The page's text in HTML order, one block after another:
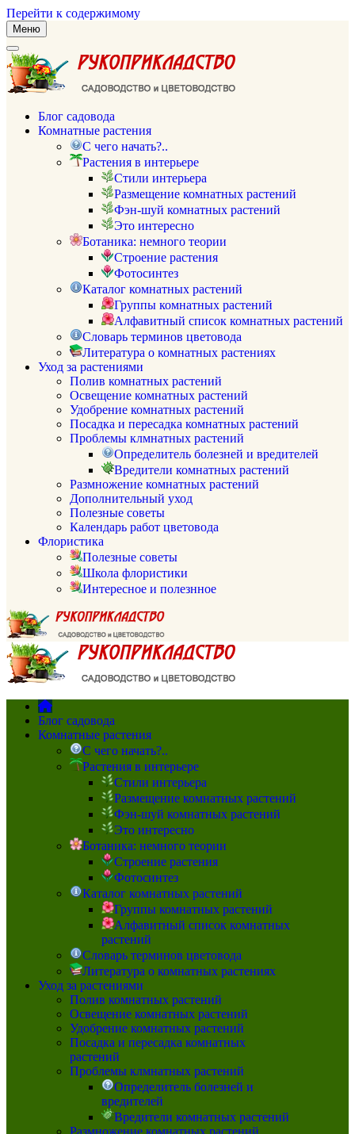
Перейти к содержимому
Меню
Блог садовода
Комнатные растения
С чего начать?..
Растения в интерьере
Стили интерьера
Размещение комнатных растений
Фэн-шуй комнатных растений
Это интересно
Ботаника: немного теории
Строение растения
Фотосинтез
Каталог комнатных растений
Группы комнатных растений
Алфавитный список комнатных растений
Словарь терминов цветовода
Литература о комнатных растениях
Уход за растениями
Полив комнатных растений
Освещение комнатных растений
Удобрение комнатных растений
Посадка и пересадка комнатных растений
Проблемы клмнатных растений
Определитель болезней и вредителей
Вредители комнатных растений
Размножение комнатных растений
Дополнительный уход
Полезные советы
Календарь работ цветовода
Флористика
Полезные советы
Школа флористики
Интересное и полезнное
Блог садовода
Комнатные растения
С чего начать?..
Растения в интерьере
Стили интерьера
Размещение комнатных растений
Фэн-шуй комнатных растений
Это интересно
Ботаника: немного теории
Строение растения
Фотосинтез
Каталог комнатных растений
Группы комнатных растений
Алфавитный список комнатных
растений
Словарь терминов цветовода
Литература о комнатных растениях
Уход за растениями
Полив комнатных растений
Освещение комнатных растений
Удобрение комнатных растений
Посадка и пересадка комнатных
растений
Проблемы клмнатных растений
Определитель болезней и
вредителей
Вредители комнатных растений
Размножение комнатных растений